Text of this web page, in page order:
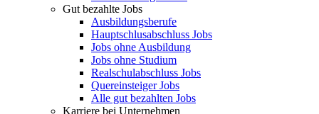
Gut bezahlte Jobs
Ausbildungsberufe
Hauptschlusabschluss Jobs
Jobs ohne Ausbildung
Jobs ohne Studium
Realschulabschluss Jobs
Quereinsteiger Jobs
Alle gut bezahlten Jobs
Karriere bei Unternehmen